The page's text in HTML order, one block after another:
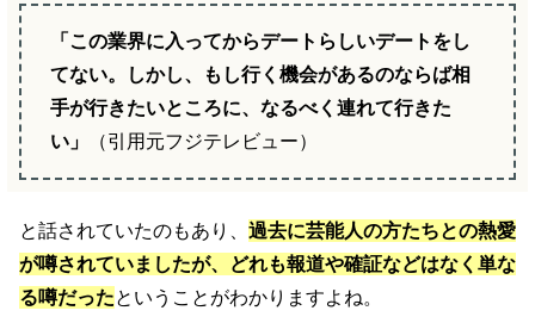
「この業界に入ってからデートらしいデートをし
てない。しかし、もし行く機会があるのならば相
手が行きたいところに、なるべく連れて行きた
い」
（引用元フジテレビュー）
と話されていたのもあり、 過去に芸能人の方たちとの熱愛
が噂されていましたが、どれも報道や確証などはなく単な
る噂だったということがわかりますよね。